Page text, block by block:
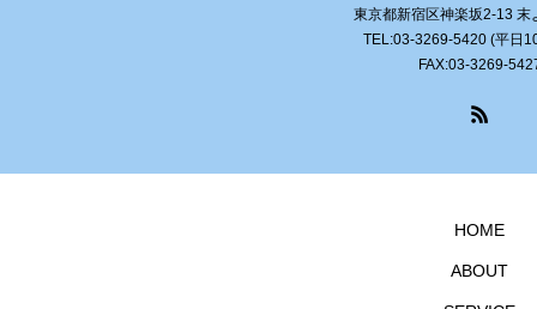
東京都新宿区神楽坂2-13 末
TEL:03-3269-5420 (平日
FAX:03-3269-
HOME
ABOUT